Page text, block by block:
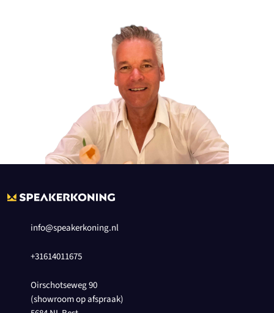
info@speakerkoning.nl
+31614011675
Oirschotseweg 90
(showroom op afspraak)